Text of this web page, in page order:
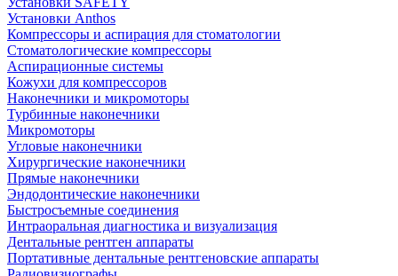
Установки Anthos
Компрессоры и аспирация для стоматологии
Стоматологические компрессоры
Аспирационные системы
Кожухи для компрессоров
Наконечники и микромоторы
Турбинные наконечники
Микромоторы
Угловые наконечники
Хирургические наконечники
Прямые наконечники
Эндодонтические наконечники
Быстросъемные соединения
Интраоральная диагностика и визуализация
Дентальные рентген аппараты
Портативные дентальные рентгеновские аппараты